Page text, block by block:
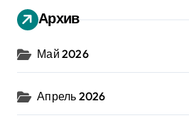
Архив
Май 2026
Апрель 2026